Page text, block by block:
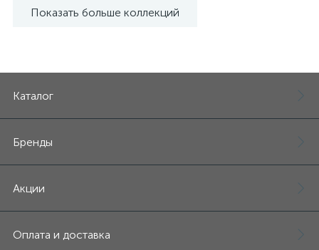
Показать больше коллекций
Каталог
Бренды
Акции
Оплата и доставка